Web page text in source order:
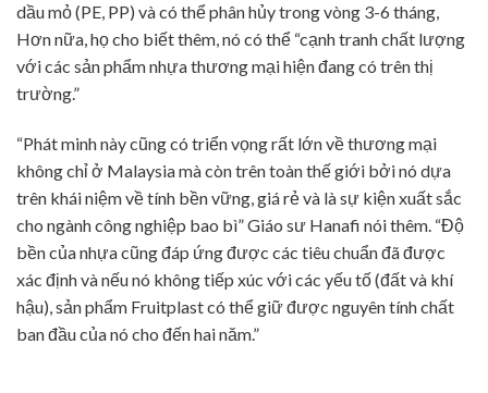
dầu mỏ (PE, PP) và có thể phân hủy trong vòng 3-6 tháng,
Hơn nữa, họ cho biết thêm, nó có thể “cạnh tranh chất lượng
với các sản phẩm nhựa thương mại hiện đang có trên thị
trường.”
“Phát minh này cũng có triển vọng rất lớn về thương mại
không chỉ ở Malaysia mà còn trên toàn thế giới bởi nó dựa
trên khái niệm về tính bền vững, giá rẻ và là sự kiện xuất sắc
cho ngành công nghiệp bao bì” Giáo sư Hanafi nói thêm. “Độ
bền của nhựa cũng đáp ứng được các tiêu chuẩn đã được
xác định và nếu nó không tiếp xúc với các yếu tố (đất và khí
hậu), sản phẩm Fruitplast có thể giữ được nguyên tính chất
ban đầu của nó cho đến hai năm.”